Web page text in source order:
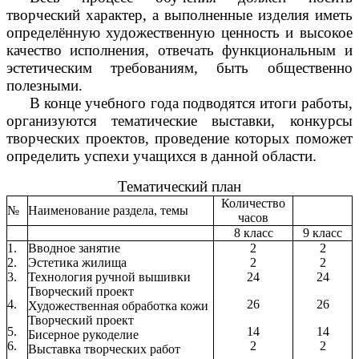
творческий характер, а выполненные изделия иметь
определённую художественную ценность и высокое
качество исполнения, отвечать функциональным и
эстетическим требованиям, быть общественно
полезными.
В конце учебного года подводятся итоги работы,
организуются тематические выставки, конкурсы
творческих проектов, проведение которых поможет
определить успехи учащихся в данной области.
Тематический план
№ Наименование раздела, темы
Количество
часов
8 класс
9 класс
1.
2.
3.
4.
5.
6.
Вводное занятие
Эстетика жилища
Технология ручной вышивки
Творческий проект
Художественная обработка кожи
Творческий проект
Бисерное рукоделие
Выставка творческих работ
2
2
24
26
14
2
2
2
24
26
14
2